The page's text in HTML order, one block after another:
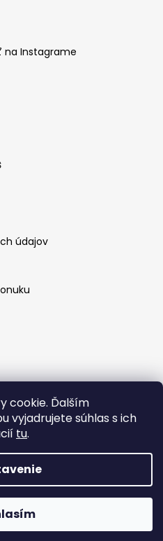
cookie. Ďalším
vyjadrujete súhlas s ich
tu.
kaviareň? Pri väčšom
ponuku na mieru –
na Instagrame
údajov
Shoptet
. Všetky práva vyhradené.